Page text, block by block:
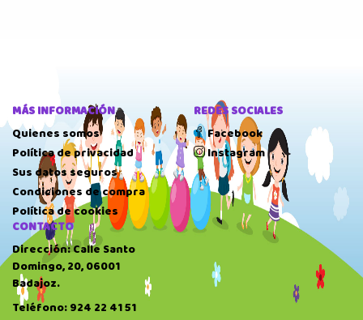
MÁS INFORMACIÓN
Quienes somos
Política de privacidad
Sus datos seguros
Condiciones de compra
Política de cookies
REDES SOCIALES
Facebook
Instagram
CONTACTO
Dirección: Calle Santo
Domingo, 20, 06001
Badajoz.
Teléfono: 924 22 41 51